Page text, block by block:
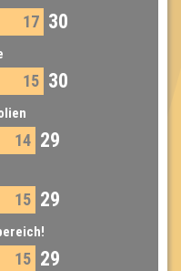
17 30
15 30
14 29
15 29
15 29